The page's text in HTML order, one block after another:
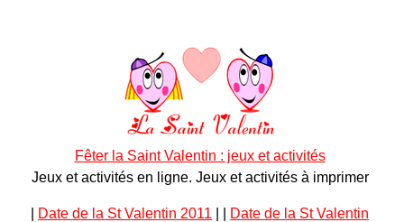
Fêter la Saint Valentin : jeux et activités
Jeux et activités en ligne. Jeux et activités à imprimer
Date de la St Valentin 2011
Date de la St Valentin